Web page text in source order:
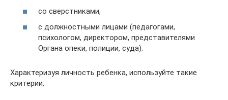
со сверстниками,
с должностными лицами (педагогами,
психологом, директором, представителями
Органа опеки, полиции, суда).
Характеризуя личность ребенка, используйте такие
критерии: